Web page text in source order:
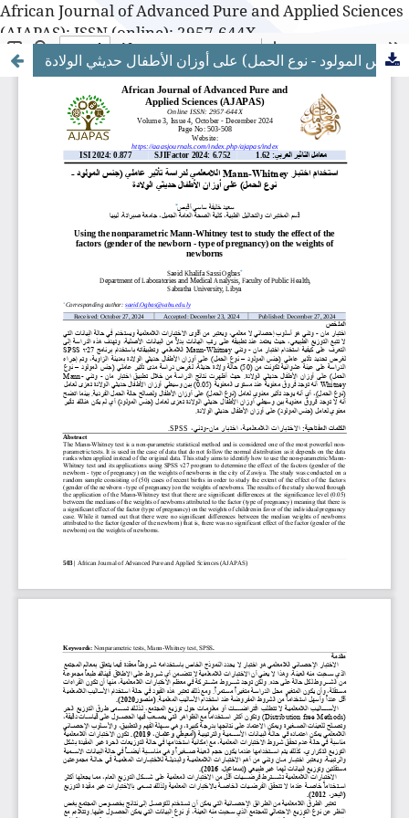
African Journal of Advanced Pure and Applied Sciences
(AJAPAS): ISSN (online): 2957-644X
استخدام اختبار مان - وتني اللامعلمي لدراسة تأثير عاملي (جنس المولود - نوع الحمل) على أوزان الأطفال حديثي الولادة
African Journal of Advanced Pure and Applied Sciences
(AJAPAS): ISSN (online): 2957-644X